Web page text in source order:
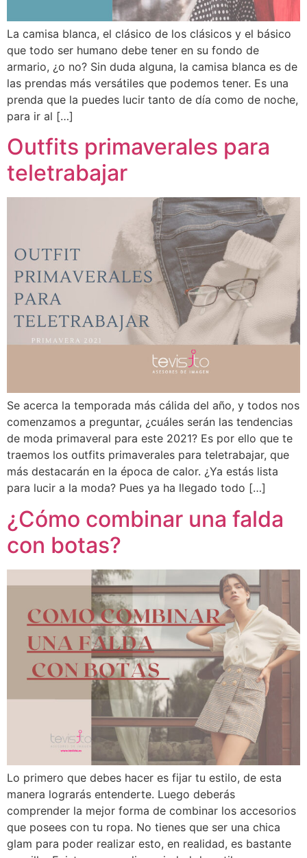
La camisa blanca, el clásico de los clásicos y el básico
que todo ser humano debe tener en su fondo de
armario, ¿o no? Sin duda alguna, la camisa blanca es de
las prendas más versátiles que podemos tener. Es una
prenda que la puedes lucir tanto de día como de noche,
para ir al […]
Outfits primaverales para
teletrabajar
Se acerca la temporada más cálida del año, y todos nos
comenzamos a preguntar, ¿cuáles serán las tendencias
de moda primaveral para este 2021? Es por ello que te
traemos los outfits primaverales para teletrabajar, que
más destacarán en la época de calor. ¿Ya estás lista
para lucir a la moda? Pues ya ha llegado todo […]
¿Cómo combinar una falda
con botas?
Lo primero que debes hacer es fijar tu estilo, de esta
manera lograrás entenderte. Luego deberás
comprender la mejor forma de combinar los accesorios
que posees con tu ropa. No tienes que ser una chica
glam para poder realizar esto, en realidad, es bastante